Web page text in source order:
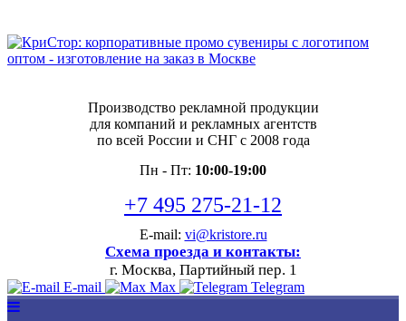
Производство рекламной продукции
для компаний и рекламных агентств
по всей России и СНГ с 2008 года
Пн - Пт: 10:00-19:00
+7 495 275-21-12
E-mail: vi@kristore.ru
Схема проезда и контакты:
г. Москва, Партийный пер. 1
E-mail Max Telegram